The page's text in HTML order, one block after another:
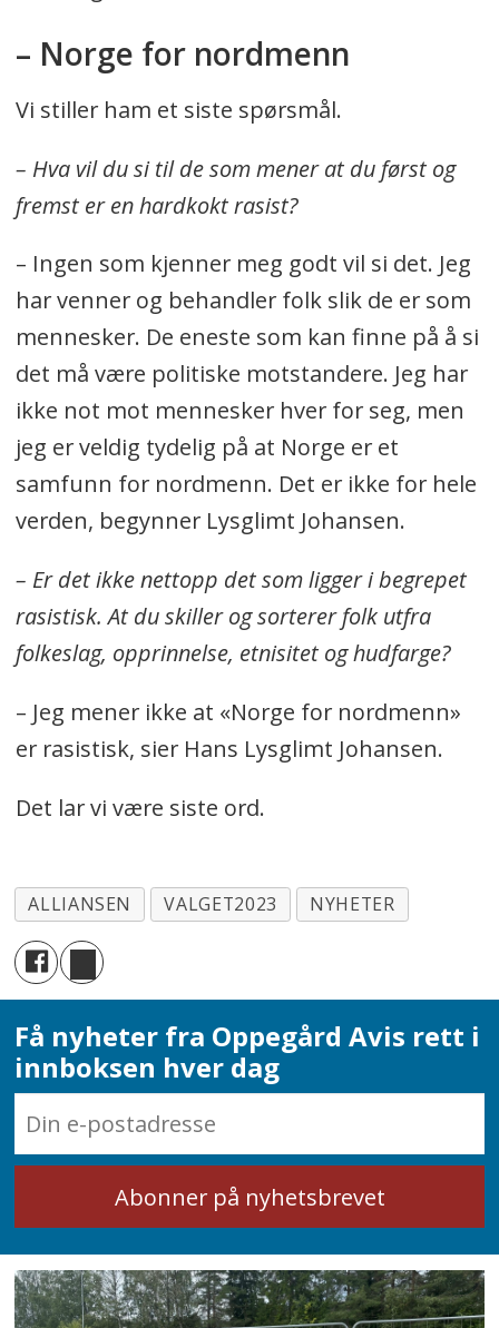
– Norge for nordmenn
Vi stiller ham et siste spørsmål.
– Hva vil du si til de som mener at du først og
fremst er en hardkokt rasist?
– Ingen som kjenner meg godt vil si det. Jeg
har venner og behandler folk slik de er som
mennesker. De eneste som kan finne på å si
det må være politiske motstandere. Jeg har
ikke not mot mennesker hver for seg, men
jeg er veldig tydelig på at Norge er et
samfunn for nordmenn. Det er ikke for hele
verden, begynner Lysglimt Johansen.
– Er det ikke nettopp det som ligger i begrepet
rasistisk. At du skiller og sorterer folk utfra
folkeslag, opprinnelse, etnisitet og hudfarge?
– Jeg mener ikke at «Norge for nordmenn»
er rasistisk, sier Hans Lysglimt Johansen.
Det lar vi være siste ord.
ALLIANSEN VALGET2023 NYHETER
Få nyheter fra Oppegård Avis rett i
innboksen hver dag